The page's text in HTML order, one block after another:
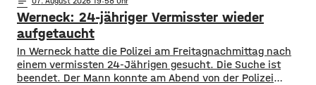
Werneck: 24-jähriger Vermisster wieder
aufgetaucht
In Werneck hatte die Polizei am Freitagnachmittag nach
einem vermissten 24-Jährigen gesucht. Die Suche ist
beendet. Der Mann konnte am Abend von der Polizei